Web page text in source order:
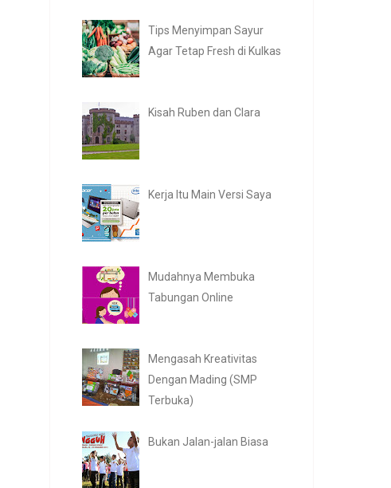
Tips Menyimpan Sayur
Agar Tetap Fresh di Kulkas
Kisah Ruben dan Clara
Kerja Itu Main Versi Saya
Mudahnya Membuka
Tabungan Online
Mengasah Kreativitas
Dengan Mading (SMP
Terbuka)
Bukan Jalan-jalan Biasa